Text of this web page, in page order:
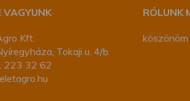
VAGYUNK
Kft.
Tokaji u. 4/b
223 32 62
RÓLUNK
köszönöm